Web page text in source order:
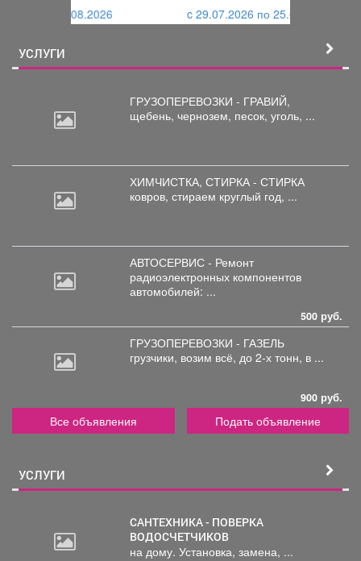
c 29.07.2026 по 25.08.2026
УСЛУГИ
ГРУЗОПЕРЕВОЗКИ - ГРАВИЙ,
щебень, чернозем, песок, уголь, ...
ХИМЧИСТКА, СТИРКА - СТИРКА
ковров, стираем круглый год, ...
АВТОСЕРВИС - Ремонт
радиоэлектронных компонентов
автомобилей: ...
500 руб.
ГРУЗОПЕРЕВОЗКИ - ГАЗЕЛЬ
грузчики, возим всё, до 2-х тонн, в ...
900 руб.
Все объявления Подать объявление
УСЛУГИ
САНТЕХНИКА - ПОВЕРКА
ВОДОСЧЕТЧИКОВ
на дому. Установка, замена, ...